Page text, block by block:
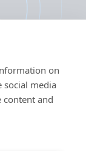
on
social media
content and